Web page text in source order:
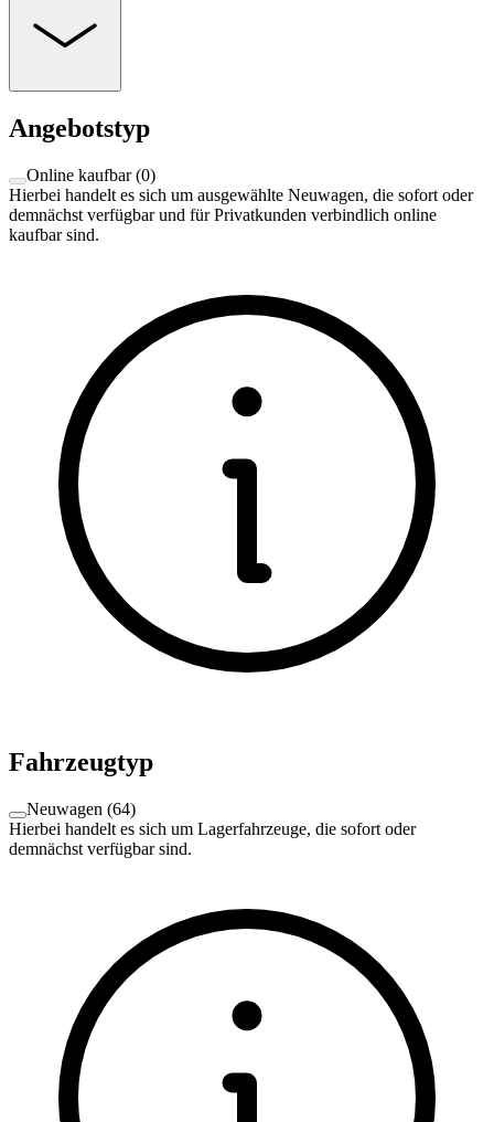
Angebotstyp
Online kaufbar(0)
Hierbei handelt es sich um ausgewählte Neuwagen, die sofort oder
demnächst verfügbar und für Privatkunden verbindlich online
kaufbar sind.
Fahrzeugtyp
Neuwagen (64)
Hierbei handelt es sich um Lagerfahrzeuge, die sofort oder
demnächst verfügbar sind.